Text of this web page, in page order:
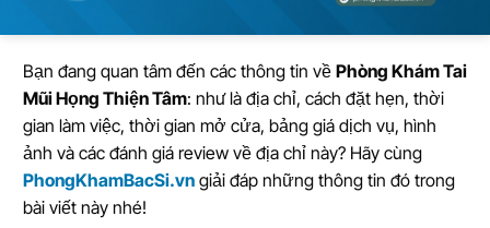
Bạn đang quan tâm đến các thông tin về Phòng Khám Tai
Mũi Họng Thiện Tâm: như là địa chỉ, cách đặt hẹn, thời
gian làm việc, thời gian mở cửa, bảng giá dịch vụ, hình
ảnh và các đánh giá review về địa chỉ này? Hãy cùng
PhongKhamBacSi.vn giải đáp những thông tin đó trong
bài viết này nhé!